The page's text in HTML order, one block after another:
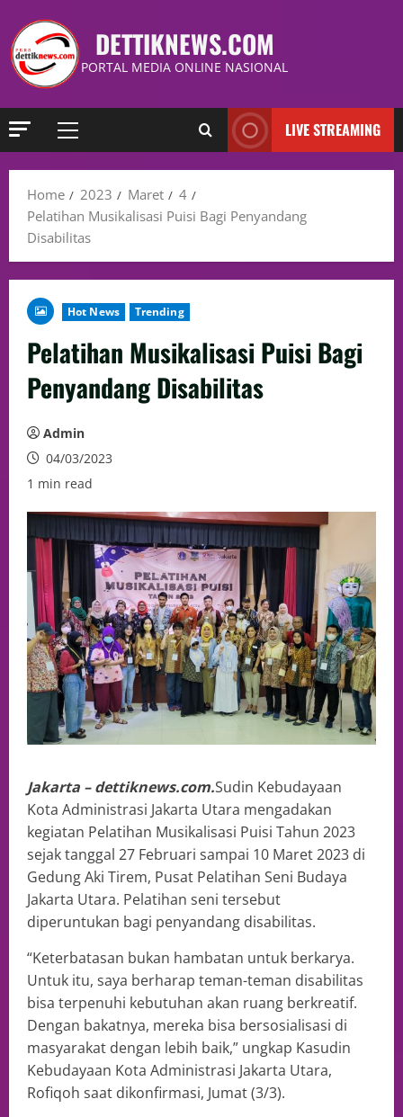
DETTIKNEWS.COM
PORTAL MEDIA ONLINE NASIONAL
LIVE STREAMING
Home 2023 Maret
4
Pelatihan Musikalisasi Puisi Bagi Penyandang
Disabilitas
Hot News Trending
Pelatihan Musikalisasi Puisi Bagi
Penyandang Disabilitas
Admin
04/03/2023
1 min read
Jakarta – dettiknews.com.Sudin Kebudayaan
Kota Administrasi Jakarta Utara mengadakan
kegiatan Pelatihan Musikalisasi Puisi Tahun 2023
sejak tanggal 27 Februari sampai 10 Maret 2023 di
Gedung Aki Tirem, Pusat Pelatihan Seni Budaya
Jakarta Utara. Pelatihan seni tersebut
diperuntukan bagi penyandang disabilitas.
“Keterbatasan bukan hambatan untuk berkarya.
Untuk itu, saya berharap teman-teman disabilitas
bisa terpenuhi kebutuhan akan ruang berkreatif.
Dengan bakatnya, mereka bisa bersosialisasi di
masyarakat dengan lebih baik,” ungkap Kasudin
Kebudayaan Kota Administrasi Jakarta Utara,
Rofiqoh saat dikonfirmasi, Jumat (3/3).